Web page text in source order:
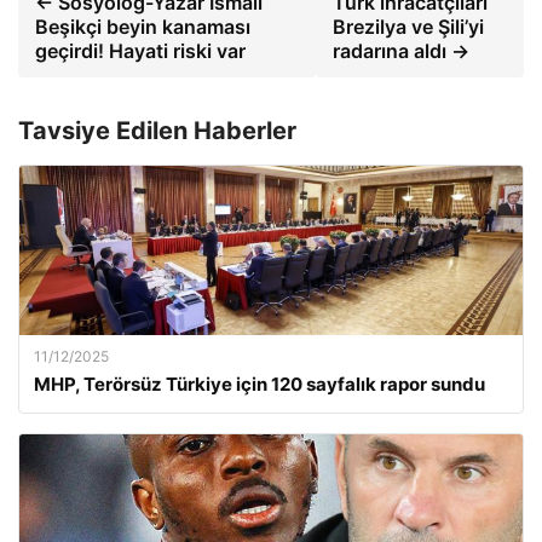
Beşikçi beyin kanaması
geçirdi! Hayati riski var
Brezilya ve Şili’yi
radarına aldı →
Tavsiye Edilen Haberler
11/12/2025
MHP, Terörsüz Türkiye için 120 sayfalık rapor sundu